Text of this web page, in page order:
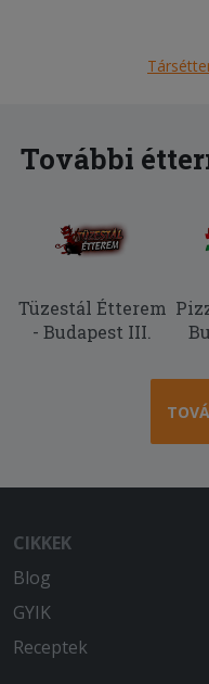
További
Tüzestál Étterem
- Budapest III.
CIKKEK
Blog
GYIK
Receptek